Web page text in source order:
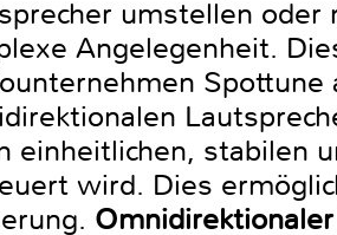
umstellen
Angelegenheit.
einheitlichen, stabilen
wird. Dies